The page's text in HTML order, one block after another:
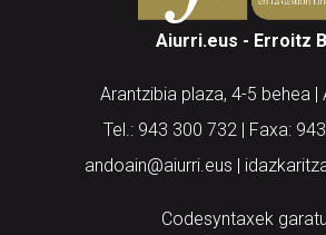
Aiurri.eus - Erroitz
Arantzibia plaza, 4-5 behea |
Tel.: 943 300 732 | Faxa:
andoain@aiurri.eus |
Codesyntaxek